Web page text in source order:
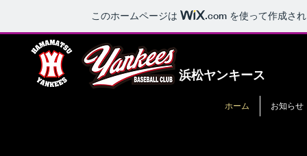
このホームページは .com を使って作成さ
浜松ヤンキース
ホーム お知らせ